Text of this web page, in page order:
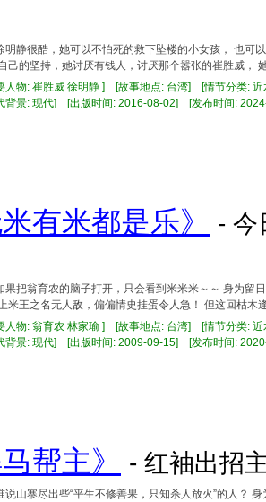
明静很酷，她可以不怕死的救下坠楼的小女孩， 也
己的坚持，她讨厌有钱人，讨厌那个嚣张的崔胜威，
人物: 崔胜威 徐明静 ] [故事地点: 台湾] [情节分类: 近
背景: 现代] [出版时间: 2016-08-02] [发布时间:
有米都是乐》
- 今
果把翁育农的脑子打开，只会看到米米米～～ 身为
米王之名无人敌，偏偏情史挂蛋令人急！ 但这回枯木
人物: 翁育农 林家瑜 ] [故事地点: 台湾] [情节分类: 近
背景: 现代] [出版时间: 2009-09-15] [发布时间:
帮主》 - 红袖出招
说山寨尽出些“平生不修善果，只知杀人放火”的人？